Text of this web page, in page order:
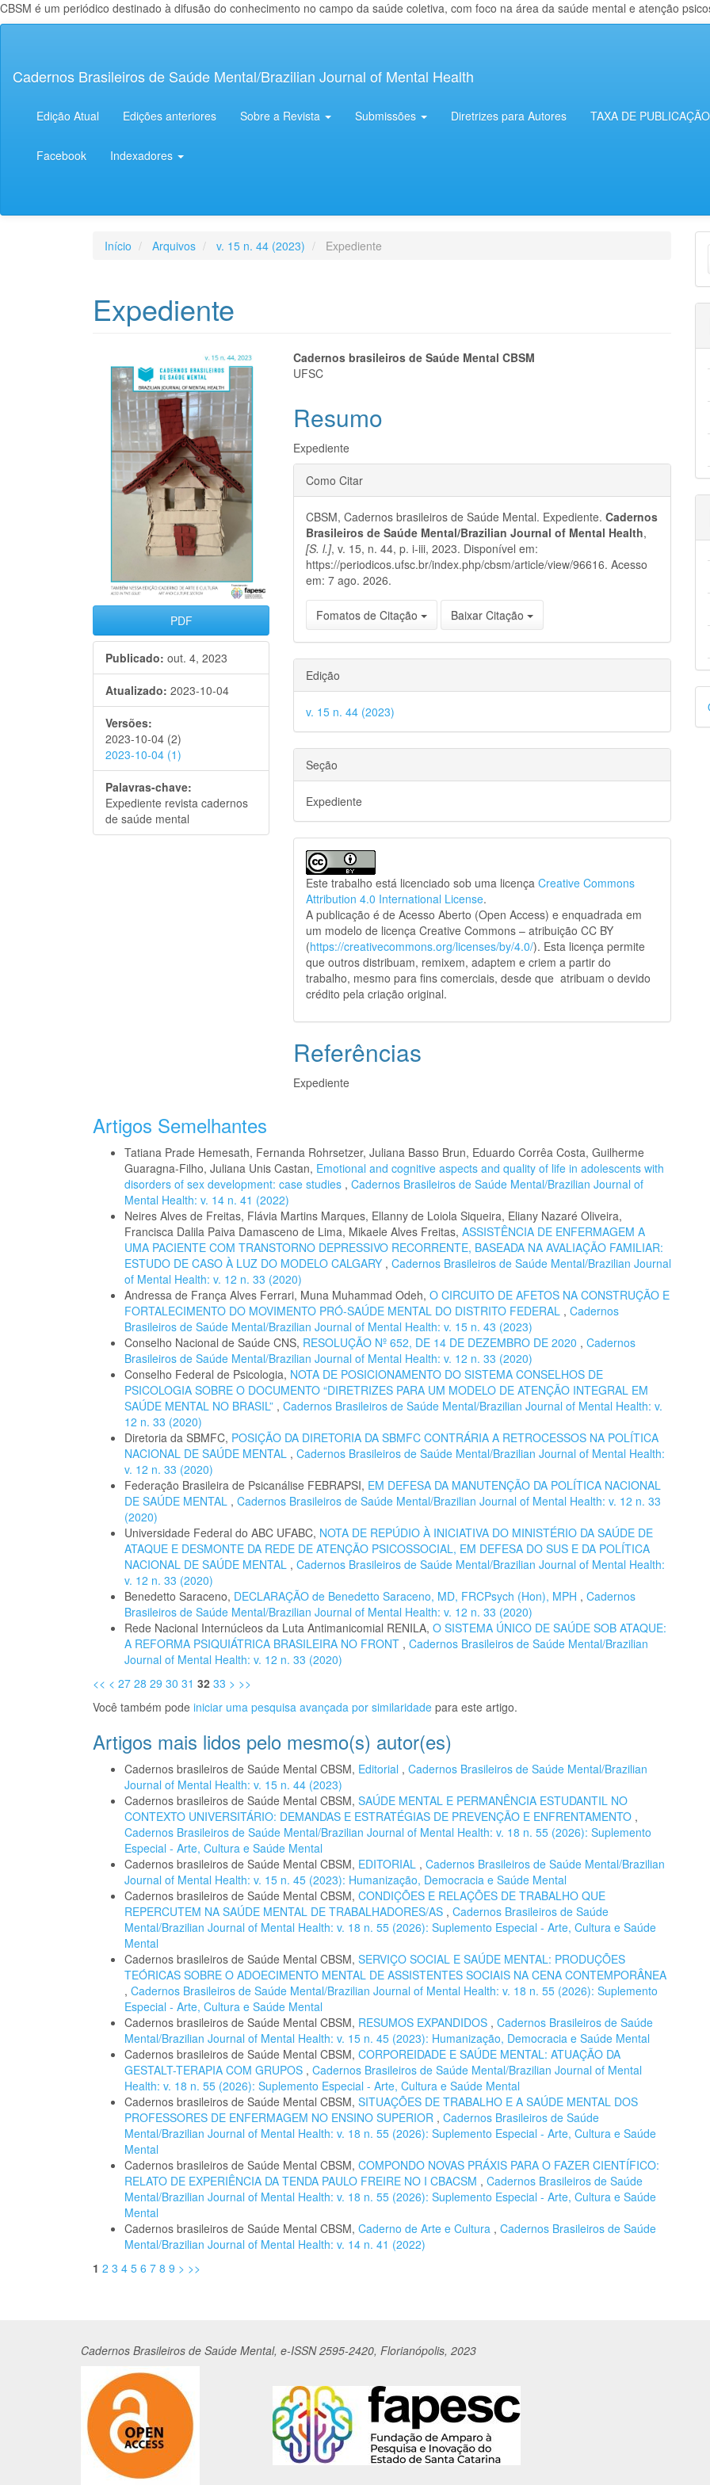
CBSM é um periódico destinado à difusão do conhecimento no campo da saúde coletiva, com foco na área da saúde mental e atenção
principal
Lateral
Cadernos Brasileiros de Saúde Mental/Brazilian Journal of Mental Health
Edição Atual Edições anteriores Sobre a Revista Submissões Diretrizes para Autores TAXA DE PUBLICAÇÃO
Facebook Indexadores
Início Arquivos v. 15 n. 44 (2023) Expediente
Expediente
Barra
lateral
de
artigos
PDF
Publicado: out. 4, 2023
Atualizado: 2023-10-04
Versões:
2023-10-04 (2)
2023-10-04 (1)
Palavras-chave:
Expediente revista cadernos
de saúde mental
Conteúdo
artigo
principal
Cadernos brasileiros de Saúde Mental CBSM
UFSC
Resumo
Expediente
Detalhes
do
artigo
Como Citar
CBSM, Cadernos brasileiros de Saúde Mental. Expediente.Cadernos
Brasileiros de Saúde Mental/Brazilian Journal of Mental Health,
[S. l.], v. 15, n. 44, p. i-iii, 2023. Disponível em:
https://periodicos.ufsc.br/index.php/cbsm/article/view/96616. Acesso
em: 7 ago. 2026.
Fomatos de Citação Baixar Citação
Edição
v. 15 n. 44 (2023)
Seção
Expediente
Este trabalho está licenciado sob uma licençaCreative Commons
Attribution 4.0 International License.
A publicação é de Acesso Aberto (Open Access) e enquadrada em
um modelo de licença Creative Commons – atribuição CC BY
(https://creativecommons.org/licenses/by/4.0/). Esta licença permite
que outros distribuam, remixem, adaptem e criem a partir do
trabalho, mesmo para fins comerciais, desde que atribuam o devido
crédito pela criação original.
Referências
Expediente
Artigos Semelhantes
Tatiana Prade Hemesath, Fernanda Rohrsetzer, Juliana Basso Brun, Eduardo Corrêa Costa, Guilherme
Guaragna-Filho, Juliana Unis Castan, Emotional and cognitive aspects and quality of life in adolescents with
disorders of sex development: case studies , Cadernos Brasileiros de Saúde Mental/Brazilian Journal of
Mental Health: v. 14 n. 41 (2022)
Neires Alves de Freitas, Flávia Martins Marques, Ellanny de Loiola Siqueira, Eliany Nazaré Oliveira,
Francisca Dalila Paiva Damasceno de Lima, Mikaele Alves Freitas, ASSISTÊNCIA DE ENFERMAGEM A
UMA PACIENTE COM TRANSTORNO DEPRESSIVO RECORRENTE, BASEADA NA AVALIAÇÃO FAMILIAR:
ESTUDO DE CASO À LUZ DO MODELO CALGARY , Cadernos Brasileiros de Saúde Mental/Brazilian Journal
of Mental Health: v. 12 n. 33 (2020)
Andressa de França Alves Ferrari, Muna Muhammad Odeh, O CIRCUITO DE AFETOS NA CONSTRUÇÃO E
FORTALECIMENTO DO MOVIMENTO PRÓ-SAÚDE MENTAL DO DISTRITO FEDERAL , Cadernos
Brasileiros de Saúde Mental/Brazilian Journal of Mental Health: v. 15 n. 43 (2023)
Conselho Nacional de Saúde CNS, RESOLUÇÃO Nº 652, DE 14 DE DEZEMBRO DE 2020 , Cadernos
Brasileiros de Saúde Mental/Brazilian Journal of Mental Health: v. 12 n. 33 (2020)
Conselho Federal de Psicologia, NOTA DE POSICIONAMENTO DO SISTEMA CONSELHOS DE
PSICOLOGIA SOBRE O DOCUMENTO “DIRETRIZES PARA UM MODELO DE ATENÇÃO INTEGRAL EM
SAÚDE MENTAL NO BRASIL” , Cadernos Brasileiros de Saúde Mental/Brazilian Journal of Mental Health: v.
12 n. 33 (2020)
Diretoria da SBMFC, POSIÇÃO DA DIRETORIA DA SBMFC CONTRÁRIA A RETROCESSOS NA POLÍTICA
NACIONAL DE SAÚDE MENTAL , Cadernos Brasileiros de Saúde Mental/Brazilian Journal of Mental Health:
v. 12 n. 33 (2020)
Federação Brasileira de Psicanálise FEBRAPSI, EM DEFESA DA MANUTENÇÃO DA POLÍTICA NACIONAL
DE SAÚDE MENTAL , Cadernos Brasileiros de Saúde Mental/Brazilian Journal of Mental Health: v. 12 n. 33
(2020)
Universidade Federal do ABC UFABC, NOTA DE REPÚDIO À INICIATIVA DO MINISTÉRIO DA SAÚDE DE
ATAQUE E DESMONTE DA REDE DE ATENÇÃO PSICOSSOCIAL, EM DEFESA DO SUS E DA POLÍTICA
NACIONAL DE SAÚDE MENTAL , Cadernos Brasileiros de Saúde Mental/Brazilian Journal of Mental Health:
v. 12 n. 33 (2020)
Benedetto Saraceno, DECLARAÇÃO de Benedetto Saraceno, MD, FRCPsych (Hon), MPH , Cadernos
Brasileiros de Saúde Mental/Brazilian Journal of Mental Health: v. 12 n. 33 (2020)
Rede Nacional Internúcleos da Luta Antimanicomial RENILA, O SISTEMA ÚNICO DE SAÚDE SOB ATAQUE:
A REFORMA PSIQUIÁTRICA BRASILEIRA NO FRONT , Cadernos Brasileiros de Saúde Mental/Brazilian
Journal of Mental Health: v. 12 n. 33 (2020)
<< < 27 28 29 30 31 32 33 > >>
Você também pode iniciar uma pesquisa avançada por similaridade para este artigo.
Artigos mais lidos pelo mesmo(s) autor(es)
Cadernos brasileiros de Saúde Mental CBSM, Editorial , Cadernos Brasileiros de Saúde Mental/Brazilian
Journal of Mental Health: v. 15 n. 44 (2023)
Cadernos brasileiros de Saúde Mental CBSM, SAÚDE MENTAL E PERMANÊNCIA ESTUDANTIL NO
CONTEXTO UNIVERSITÁRIO: DEMANDAS E ESTRATÉGIAS DE PREVENÇÃO E ENFRENTAMENTO ,
Cadernos Brasileiros de Saúde Mental/Brazilian Journal of Mental Health: v. 18 n. 55 (2026): Suplemento
Especial - Arte, Cultura e Saúde Mental
Cadernos brasileiros de Saúde Mental CBSM, EDITORIAL , Cadernos Brasileiros de Saúde Mental/Brazilian
Journal of Mental Health: v. 15 n. 45 (2023): Humanização, Democracia e Saúde Mental
Cadernos brasileiros de Saúde Mental CBSM, CONDIÇÕES E RELAÇÕES DE TRABALHO QUE
REPERCUTEM NA SAÚDE MENTAL DE TRABALHADORES/AS , Cadernos Brasileiros de Saúde
Mental/Brazilian Journal of Mental Health: v. 18 n. 55 (2026): Suplemento Especial - Arte, Cultura e Saúde
Mental
Cadernos brasileiros de Saúde Mental CBSM, SERVIÇO SOCIAL E SAÚDE MENTAL: PRODUÇÕES
TEÓRICAS SOBRE O ADOECIMENTO MENTAL DE ASSISTENTES SOCIAIS NA CENA CONTEMPORÂNEA
, Cadernos Brasileiros de Saúde Mental/Brazilian Journal of Mental Health: v. 18 n. 55 (2026): Suplemento
Especial - Arte, Cultura e Saúde Mental
Cadernos brasileiros de Saúde Mental CBSM, RESUMOS EXPANDIDOS , Cadernos Brasileiros de Saúde
Mental/Brazilian Journal of Mental Health: v. 15 n. 45 (2023): Humanização, Democracia e Saúde Mental
Cadernos brasileiros de Saúde Mental CBSM, CORPOREIDADE E SAÚDE MENTAL: ATUAÇÃO DA
GESTALT-TERAPIA COM GRUPOS , Cadernos Brasileiros de Saúde Mental/Brazilian Journal of Mental
Health: v. 18 n. 55 (2026): Suplemento Especial - Arte, Cultura e Saúde Mental
Cadernos brasileiros de Saúde Mental CBSM, SITUAÇÕES DE TRABALHO E A SAÚDE MENTAL DOS
PROFESSORES DE ENFERMAGEM NO ENSINO SUPERIOR , Cadernos Brasileiros de Saúde
Mental/Brazilian Journal of Mental Health: v. 18 n. 55 (2026): Suplemento Especial - Arte, Cultura e Saúde
Mental
Cadernos brasileiros de Saúde Mental CBSM, COMPONDO NOVAS PRÁXIS PARA O FAZER CIENTÍFICO:
RELATO DE EXPERIÊNCIA DA TENDA PAULO FREIRE NO I CBACSM , Cadernos Brasileiros de Saúde
Mental/Brazilian Journal of Mental Health: v. 18 n. 55 (2026): Suplemento Especial - Arte, Cultura e Saúde
Mental
Cadernos brasileiros de Saúde Mental CBSM, Caderno de Arte e Cultura , Cadernos Brasileiros de Saúde
Mental/Brazilian Journal of Mental Health: v. 14 n. 41 (2022)
1 2 3 4 5 6 7 8 9 > >>
Cadernos Brasileiros de Saúde Mental, e-ISSN 2595-2420, Florianópolis, 2023